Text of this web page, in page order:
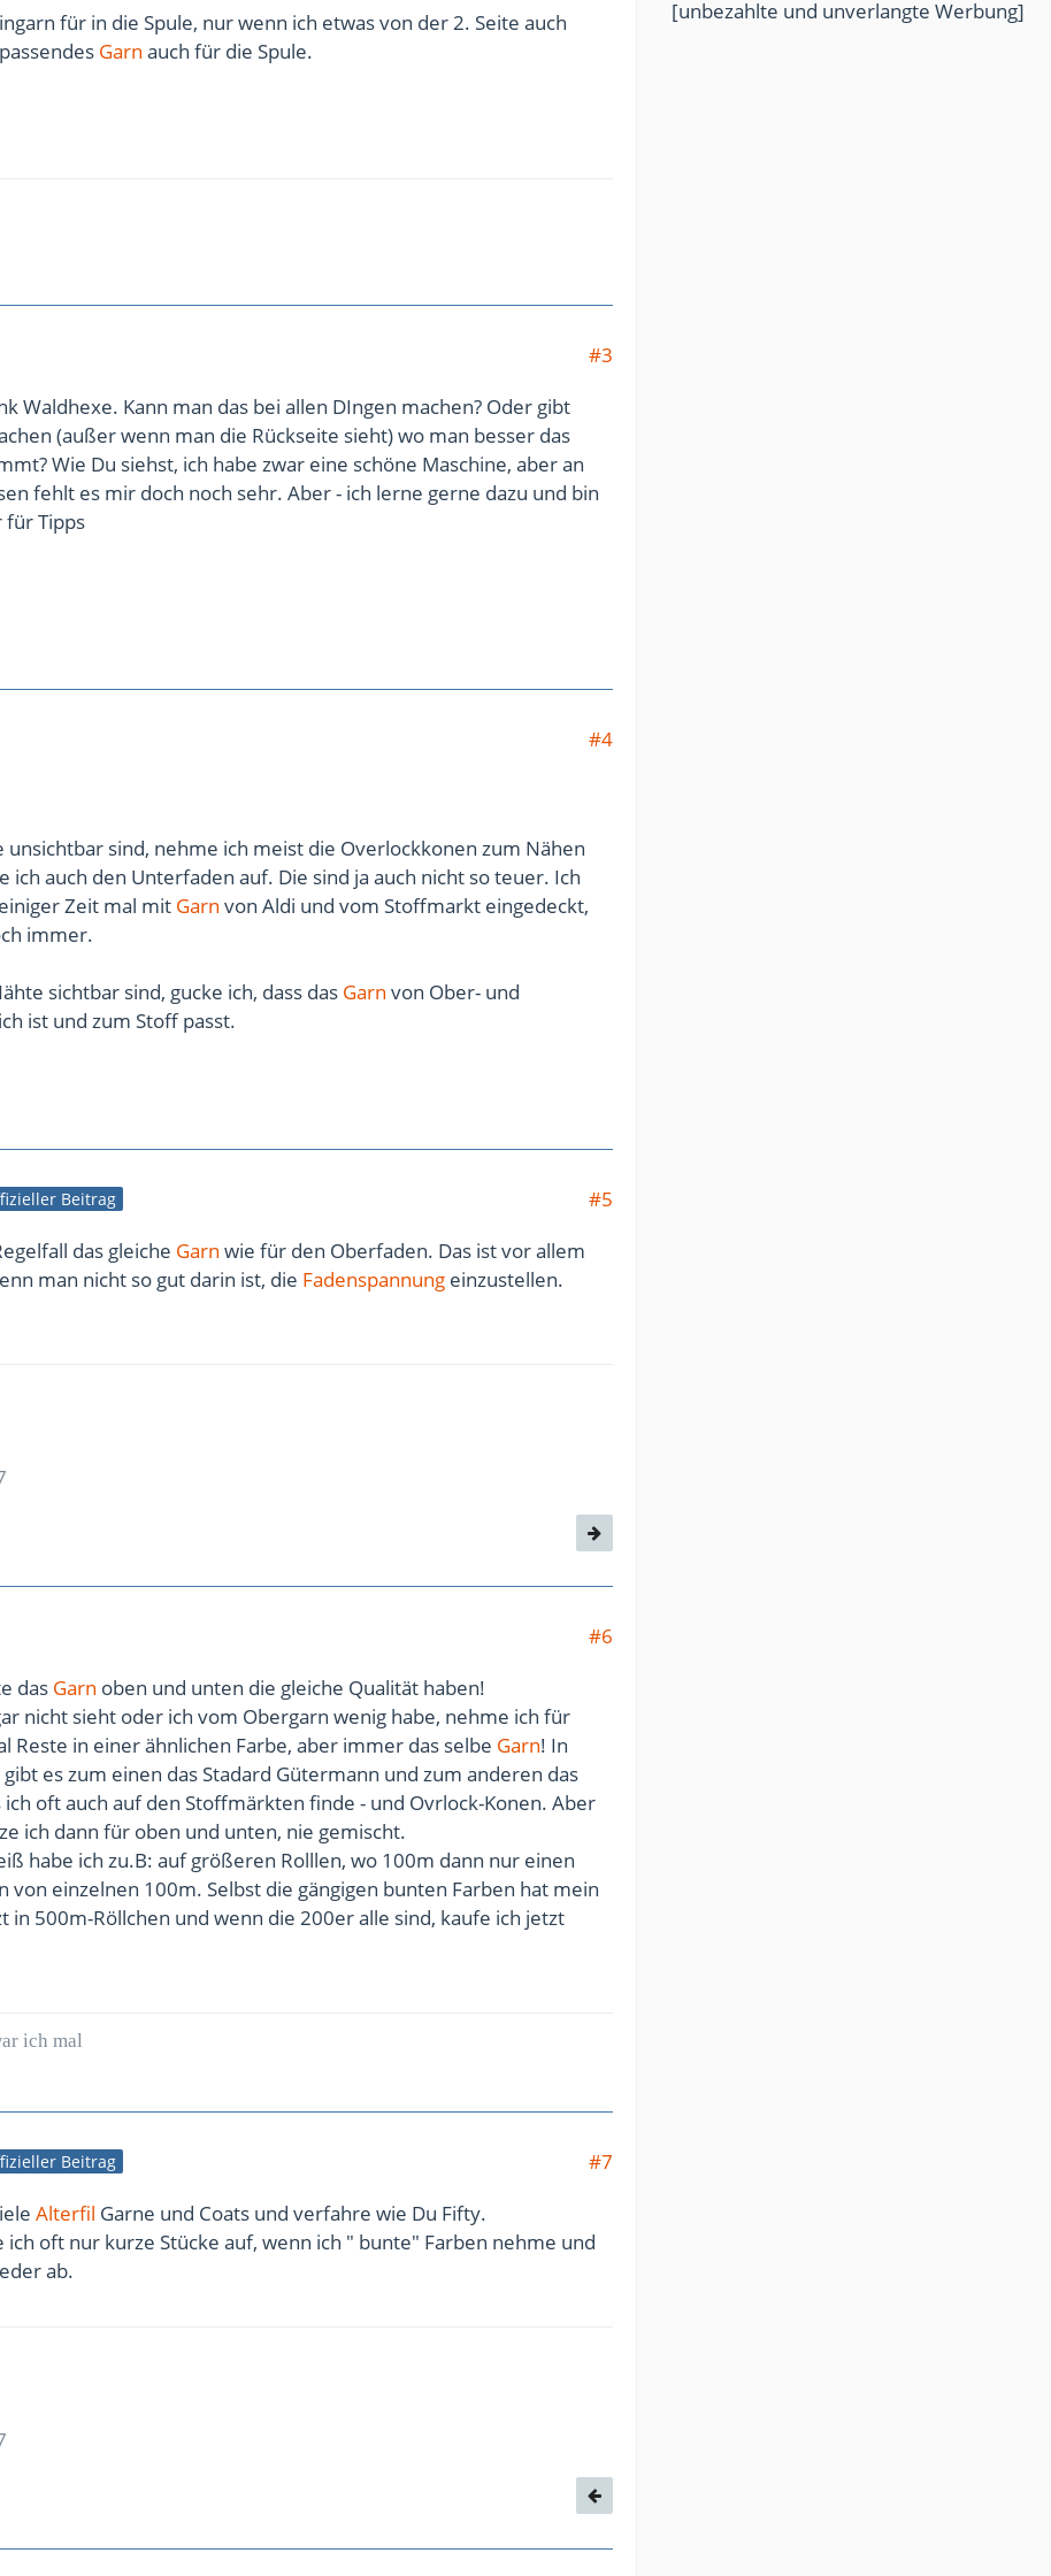
für in die Spule, nur wenn ich etwas von der 2. Seite auch
Garn auch für die Spule.
#3
Waldhexe. Kann man das bei allen DIngen machen? Oder gibt
(außer wenn man die Rückseite sieht) wo man besser das
Wie Du siehst, ich habe zwar eine schöne Maschine, aber an
fehlt es mir doch noch sehr. Aber - ich lerne gerne dazu und bin
Tipps
#4
unsichtbar sind, nehme ich meist die Overlockkonen zum Nähen
ich auch den Unterfaden auf. Die sind ja auch nicht so teuer. Ich
Zeit mal mit Garn von Aldi und vom Stoffmarkt eingedeckt,
immer.
sichtbar sind, gucke ich, dass das Garn von Ober- und
ist und zum Stoff passt.
Beitrag
#5
das gleiche Garn wie für den Oberfaden. Das ist vor allem
man nicht so gut darin ist, die Fadenspannung einzustellen.
#6
das Garn oben und unten die gleiche Qualität haben!
nicht sieht oder ich vom Obergarn wenig habe, nehme ich für
Reste in einer ähnlichen Farbe, aber immer das selbe Garn! In
es zum einen das Stadard Gütermann und zum anderen das
oft auch auf den Stoffmärkten finde - und Ovrlock-Konen. Aber
ich dann für oben und unten, nie gemischt.
habe ich zu.B: auf größeren Rolllen, wo 100m dann nur einen
von einzelnen 100m. Selbst die gängigen bunten Farben hat mein
in 500m-Röllchen und wenn die 200er alle sind, kaufe ich jetzt
ich mal
Beitrag
#7
Alterfil Garne und Coats und verfahre wie Du Fifty.
ich oft nur kurze Stücke auf, wenn ich " bunte" Farben nehme und
ab.
[unbezahlte und unverlangte Werbung]